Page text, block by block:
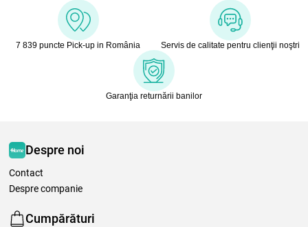
7 839 puncte Pick-up in România Servis de calitate pentru clienţii noştri
Garanţia returnării banilor
Despre noi
Contact
Despre companie
Cumpărături